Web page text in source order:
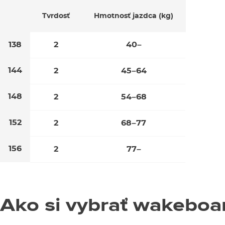
Tvrdosť Hmotnosť jazdca (kg)
138 2 40–
144 2 45–64
148 2 54–68
152 2 68–77
156 2 77–
Ako si vybrať